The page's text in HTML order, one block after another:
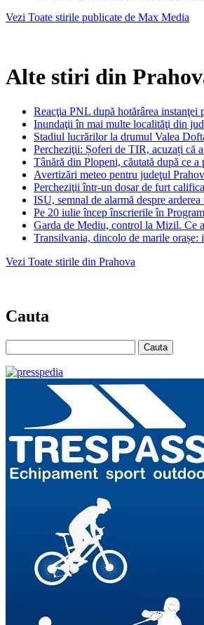
Vezi Toate stirile publicate de Max Media
Alte stiri din
Reacţia PNL după hotărârea
Inundaţii în mai multe localităţi din
Stadiul lucrărilor la drumul Valea
Percheziţii: Șoferi de TIR, acuzați că
Tânără din Plopeni, căutată după ce a
Avertizări meteo pentru judeţul
Percheziţii într-un dosar de furt
ISU, semnal de alarmă despre
Pe 20 iulie încep înscrierile în
Garda de Mediu, control la Mizil. Ce
Transilvania, dincolo de marile orașe:
Vezi Toate stirile din Prahova
Cauta